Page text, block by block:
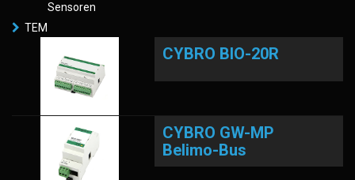
Sensoren
TEM
CYBRO BIO-20R
CYBRO GW-MP
Belimo-Bus